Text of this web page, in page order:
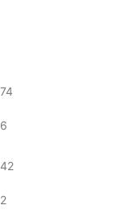
74
6
42
2